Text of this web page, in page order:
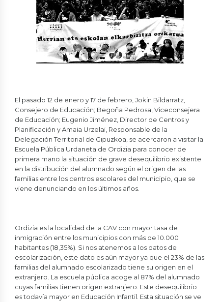
El pasado 12 de enero y 17 de febrero, Jokin Bildarratz,
Consejero de Educación; Begoña Pedrosa, Viceconsejera
de Educación; Eugenio Jiménez, Director de Centros y
Planificación y Amaia Urzelai, Responsable de la
Delegación Territorial de Gipuzkoa, se acercaron a visitar la
Escuela Pública Urdaneta de Ordizia para conocer de
primera mano la situación de grave desequilibrio existente
en la distribución del alumnado según el origen de las
familias entre los centros escolares del municipio, que se
viene denunciando en los últimos años.
Ordizia es la localidad de la CAV con mayor tasa de
inmigración entre los municipios con más de 10.000
habitantes (18,35%). Si nos atenemos a los datos de
escolarización, este dato es aún mayor ya que el 23% de las
familias del alumnado escolarizado tiene su origen en el
extranjero. La escuela pública acoge al 87% del alumnado
cuyas familias tienen origen extranjero. Este desequilibrio
es todavía mayor en Educación Infantil. Esta situación se ve